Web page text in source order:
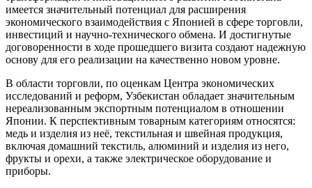
имеется значительный потенциал для расширения
экономического взаимодействия с Японией в сфере торговли,
инвестиций и научно-технического обмена. И достигнутые
договоренности в ходе прошедшего визита создают надежную
основу для его реализации на качественно новом уровне.
В области торговли, по оценкам Центра экономических
исследований и реформ, Узбекистан обладает значительным
нереализованным экспортным потенциалом в отношении
Японии. К перспективным товарным категориям относятся:
медь и изделия из неё, текстильная и швейная продукция,
включая домашний текстиль, алюминий и изделия из него,
фрукты и орехи, а также электрическое оборудование и
приборы.